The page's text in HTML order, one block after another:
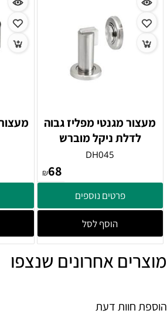
מעצור מגנטי מפליז גבוה
לדלת ניקל מוברש
DH045
₪68
פרטים נוספים
הוסף לסל
מוצרים אחרונים שנצפו
הוספת חוות דעת